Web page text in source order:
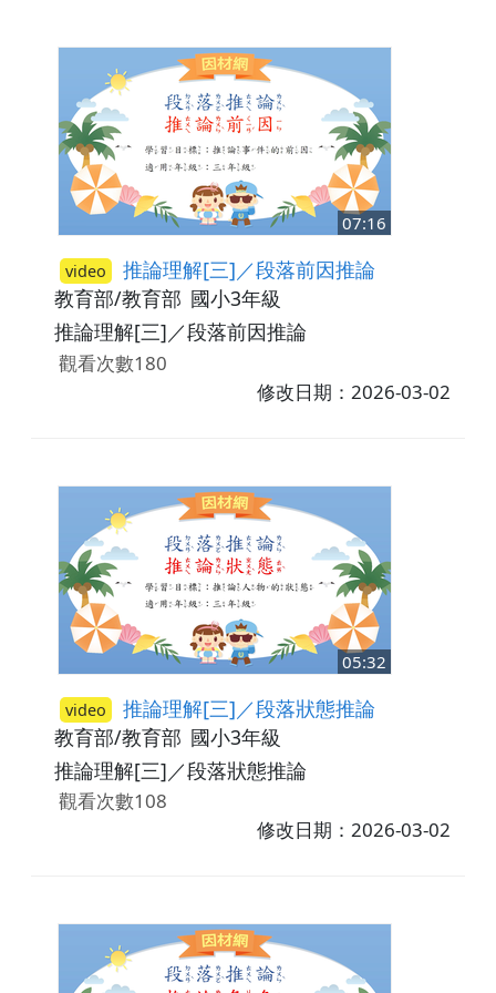
07:16
video 推論理解[三]／段落前因推論
教育部/教育部 國小3年級
推論理解[三]／段落前因推論
觀看次數180
修改日期：2026-03-02
05:32
video 推論理解[三]／段落狀態推論
教育部/教育部 國小3年級
推論理解[三]／段落狀態推論
觀看次數108
修改日期：2026-03-02